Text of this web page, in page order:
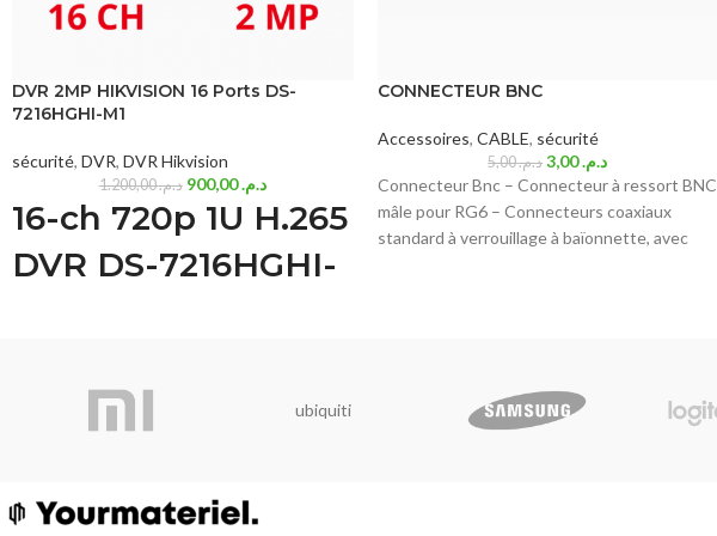
DVR 2MP HIKVISION 16 Ports DS-
7216HGHI-M1
sécurité, DVR, DVR Hikvision
د.م.1.200,00 د.م.900,00
16-ch 720p 1U H.265
DVR DS-7216HGHI-
targets classification of Motion Detection 2.0
H.265 Pro+/H.265 Pro/H.265 video
Up to 18-ch IP camera inputs (up to 5 MP)
CONNECTEUR BNC
Accessoires, CABLE, sécurité
د.م.5,00 د.م.3,00
Connecteur Bnc – Connecteur à ressort BNC
mâle pour RG6 – Connecteurs coaxiaux
standard à verrouillage à baïonnette, avec
ubiquiti